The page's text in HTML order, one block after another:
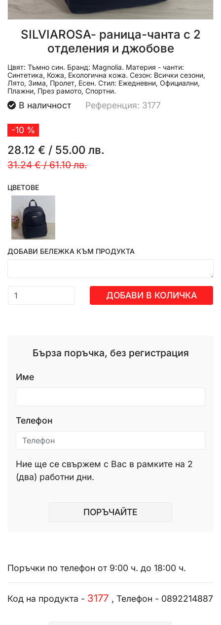
SILVIAROSA- pаница-чанта с 2
отделения и джобове
Цвят: Тъмно син. Бранд: Magnolia. Материя - чанти:
Синтетика, Кожа, Екологична кожа. Сезон: Всички сезони,
Лято, Зима, Пролет, Есен. Стил: Ежедневни, Официални,
Плажни, През рамото, Спортни.
В наличност Референция: 3177
-10 %
28.12 € / 55.00 лв.
31.24 €/61.10 лв.
ЦВЕТОВЕ
ДОБАВИ БЕЛЕЖКА КЪМ ПРОДУКТА
ДОБАВИ В КОЛИЧКА
Бърза поръчка, без регистрация
Име
Телефон
Ние ще се свържем с Вас в рамките на 2
(два) работни дни.
ПОРЪЧАЙТЕ
Поръчки по телефон от 9:00 ч. до 18:00 ч.
Код на продукта - 3177 , Телефон - 0892214887